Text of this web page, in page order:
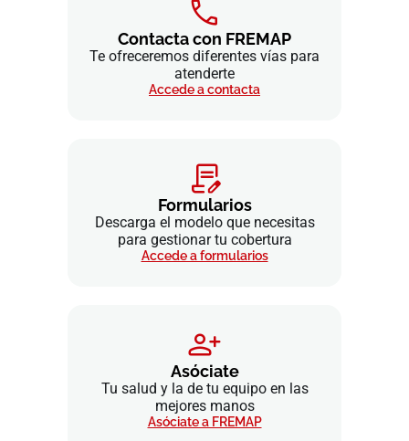
Contacta con FREMAP
Te ofreceremos diferentes vías para
atenderte
Accede a contacta
Formularios
Descarga el modelo que necesitas
para gestionar tu cobertura
Accede a formularios
Asóciate
Tu salud y la de tu equipo en las
mejores manos
Asóciate a FREMAP